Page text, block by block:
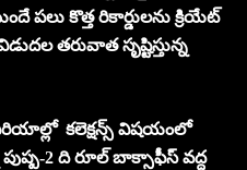
పలు కొత్త రికార్డులను క్రియేట్‌
తరువాత సృష్టిస్తున్న
కలెక్షన్స్‌ విషయంలో
2 ది రూల్‌ బాక్సాఫీస్‌ వద్ద